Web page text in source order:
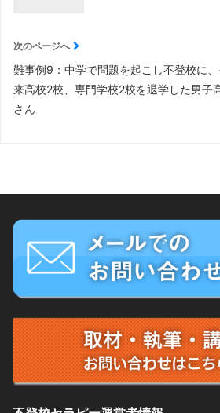
次のページへ
難事例9：中学で問題を起こし不登校に、
来高校2校、専門学校2校を退学した男子
さん